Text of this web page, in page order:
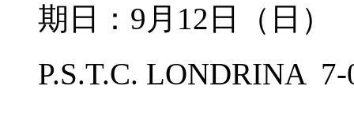
期日：9月12日（日
P.S.T.C. LONDRINA